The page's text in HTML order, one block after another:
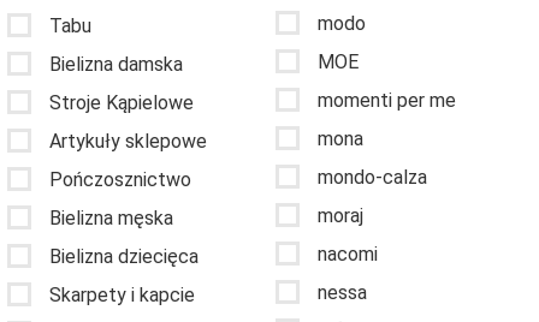
Tabu
Bielizna damska
Stroje Kąpielowe
Artykuły sklepowe
Pończosznictwo
Bielizna męska
Bielizna dziecięca
Skarpety i kapcie
modo
MOE
momenti per me
mona
mondo-calza
moraj
nacomi
nessa